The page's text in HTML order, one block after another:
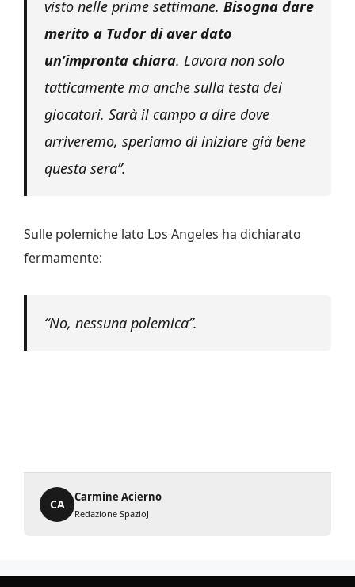
visto nelle prime settimane. Bisogna dare
merito a Tudor di aver dato
un’impronta chiara. Lavora non solo
tatticamente ma anche sulla testa dei
giocatori. Sarà il campo a dire dove
arriveremo, speriamo di iniziare già bene
questa sera”.
Sulle polemiche lato Los Angeles ha dichiarato
fermamente:
“No, nessuna polemica”.
CA
Carmine Acierno
Redazione SpazioJ